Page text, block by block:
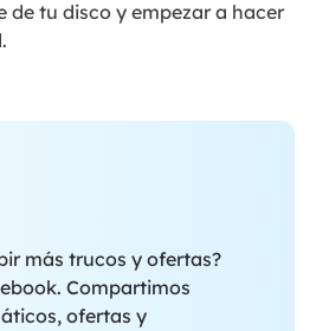
de tu disco y empezar a hacer
más trucos y ofertas?
Compartimos
ofertas y